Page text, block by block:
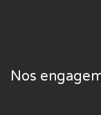
Nos